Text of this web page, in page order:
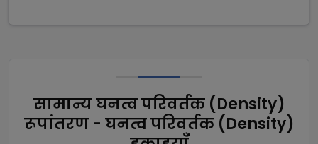
सामान्य घनत्व परिवर्तक (Density)
रूपांतरण - घनत्व परिवर्तक (Density)